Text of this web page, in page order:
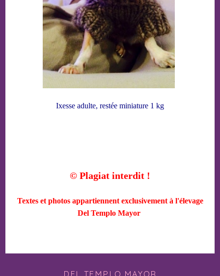
Ixesse adulte, restée miniature 1 kg
© Plagiat interdit !
Textes et photos appartiennent exclusivement à l'élevage
Del Templo Mayor
DEL TEMPLO MAYOR